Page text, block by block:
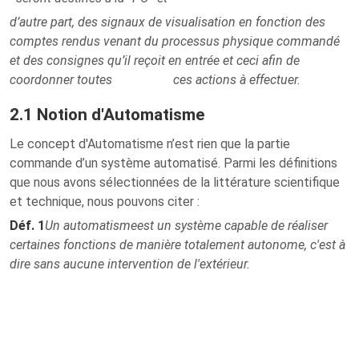
d’autre part, des signaux de visualisation en fonction des
comptes rendus venant du processus physique commandé
et des consignes qu’il reçoit en entrée et ceci afin de
coordonner toutes ces actions à effectuer.
2.1 Notion d'Automatisme
Le concept d'Automatisme n’est rien que la partie
commande d’un système automatisé. Parmi les définitions
que nous avons sélectionnées de la littérature scientifique
et technique, nous pouvons citer :
Déf. 1Un automatismeest un système capable de réaliser
certaines fonctions de manière totalement autonome, c'est à
dire sans aucune intervention de l'extérieur.